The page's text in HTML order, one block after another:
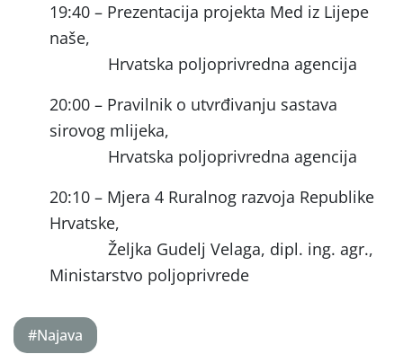
19:40 – Prezentacija projekta Med iz Lijepe
naše,
Hrvatska poljoprivredna agencija
20:00 – Pravilnik o utvrđivanju sastava
sirovog mlijeka,
Hrvatska poljoprivredna agencija
20:10 – Mjera 4 Ruralnog razvoja Republike
Hrvatske,
Željka Gudelj Velaga, dipl. ing. agr.,
Ministarstvo poljoprivrede
#Najava